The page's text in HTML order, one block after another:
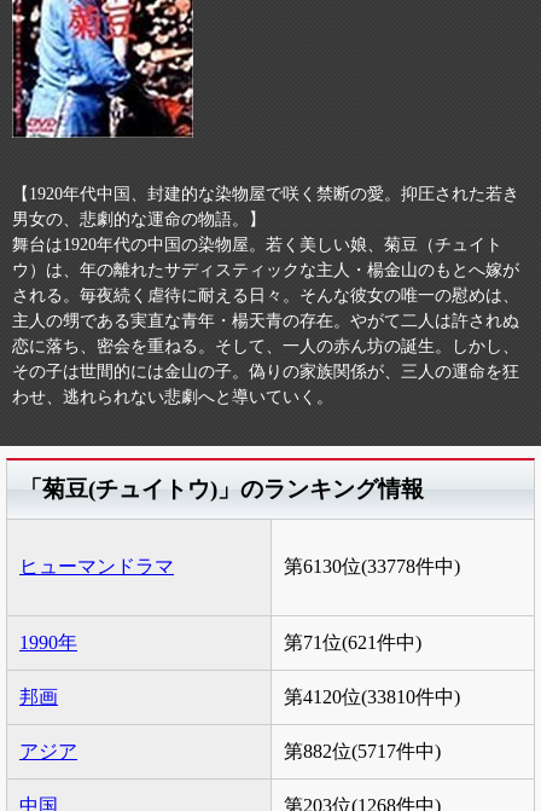
【1920年代中国、封建的な染物屋で咲く禁断の愛。抑圧された若き
男女の、悲劇的な運命の物語。】
舞台は1920年代の中国の染物屋。若く美しい娘、菊豆（チュイト
ウ）は、年の離れたサディスティックな主人・楊金山のもとへ嫁が
される。毎夜続く虐待に耐える日々。そんな彼女の唯一の慰めは、
主人の甥である実直な青年・楊天青の存在。やがて二人は許されぬ
恋に落ち、密会を重ねる。そして、一人の赤ん坊の誕生。しかし、
その子は世間的には金山の子。偽りの家族関係が、三人の運命を狂
わせ、逃れられない悲劇へと導いていく。
「菊豆(チュイトウ)」のランキング情報
ヒューマンドラマ 第6130位(33778件中)
1990年 第71位(621件中)
邦画 第4120位(33810件中)
アジア 第882位(5717件中)
中国 第203位(1268件中)